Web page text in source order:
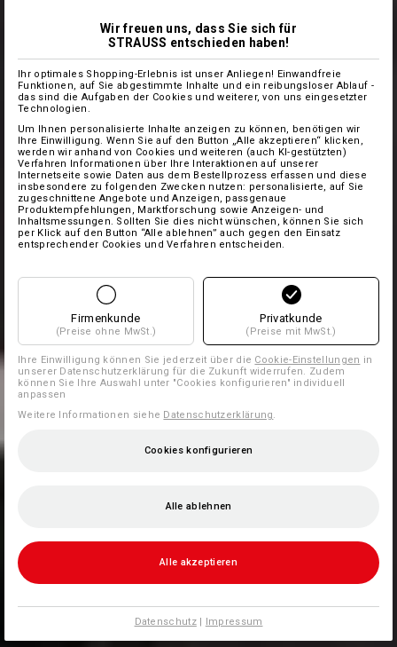
Wir freuen uns, dass Sie sich für
STRAUSS entschieden haben!
Ihr optimales Shopping-Erlebnis ist unser Anliegen! Einwandfreie
Funktionen, auf Sie abgestimmte Inhalte und ein reibungsloser Ablauf -
das sind die Aufgaben der Cookies und weiterer, von uns eingesetzter
Technologien.
Um Ihnen personalisierte Inhalte anzeigen zu können, benötigen wir
Ihre Einwilligung. Wenn Sie auf den Button „Alle akzeptieren“ klicken,
werden wir anhand von Cookies und weiteren (auch KI-gestützten)
Verfahren Informationen über Ihre Interaktionen auf unserer
Internetseite sowie Daten aus dem Bestellprozess erfassen und diese
insbesondere zu folgenden Zwecken nutzen: personalisierte, auf Sie
zugeschnittene Angebote und Anzeigen, passgenaue
Produktempfehlungen, Marktforschung sowie Anzeigen- und
Inhaltsmessungen. Sollten Sie dies nicht wünschen, können Sie sich
per Klick auf den Button “Alle ablehnen” auch gegen den Einsatz
entsprechender Cookies und Verfahren entscheiden.
Firmenkunde
(Preise ohne MwSt.)
Privatkunde
(Preise mit MwSt.)
Ihre Einwilligung können Sie jederzeit über die Cookie-Einstellungen in
unserer Datenschutzerklärung für die Zukunft widerrufen. Zudem
können Sie Ihre Auswahl unter "Cookies konfigurieren" individuell
anpassen
Weitere Informationen siehe Datenschutzerklärung
Cookies konfigurieren
Alle ablehnen
Alle akzeptieren
Datenschutz| Impressum